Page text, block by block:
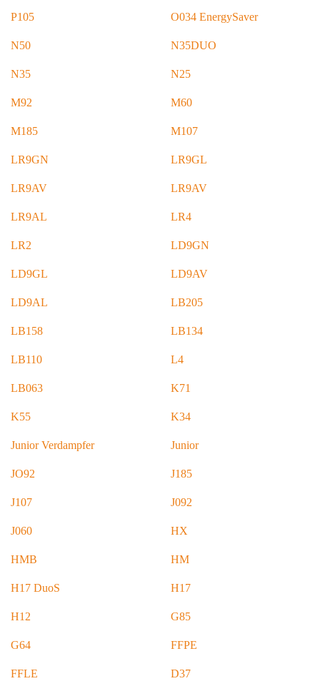
P105 O034 EnergySaver
N50 N35DUO
N35 N25
M92 M60
M185 M107
LR9GN LR9GL
LR9AV LR9AV
LR9AL LR4
LR2 LD9GN
LD9GL LD9AV
LD9AL LB205
LB158 LB134
LB110 L4
LB063 K71
K55 K34
Junior Verdampfer Junior
JO92 J185
J107 J092
J060 HX
HMB HM
H17 DuoS H17
H12 G85
G64 FFPE
FFLE D37